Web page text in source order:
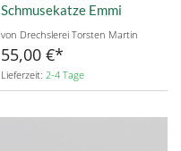
Schmusekatze Emmi
von Drechslerei Torsten Martin
55,00 €
Lieferzeit: 2-4 Tage